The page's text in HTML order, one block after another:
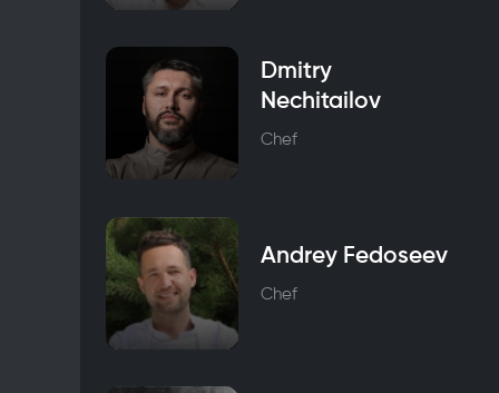
Dmitry
Nechitailov
Chef
Andrey Fedoseev
Chef